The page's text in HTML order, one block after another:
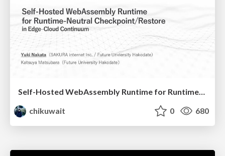
Self-Hosted WebAssembly Runtime for Runtime-Neutral Checkpoint/Restore in Edge–Cloud Continuum
chikuwait
0 680